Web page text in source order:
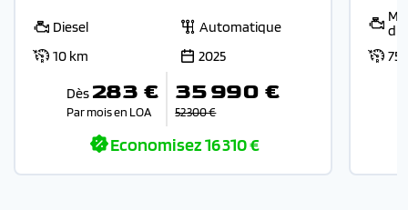
Diesel
Automatique
10 km
2025
Dès 283 €
Par mois en LOA
35 990 €
52 300 €
Economisez16 310 €